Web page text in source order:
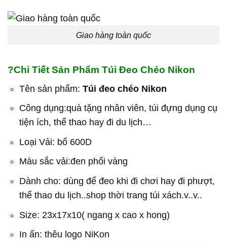
Giao hàng toàn quốc
?Chi Tiết Sản Phẩm Túi Đeo Chéo Nikon
Tên sản phẩm: Túi đeo chéo Nikon
Công dụng:quà tặng nhân viên, túi đựng dụng cụ
tiện ích, thể thao hay đi du lịch…
Loại Vải: bố 600D
Màu sắc vải:đen phối vàng
Dành cho: dùng để đeo khi đi chơi hay đi phượt,
thể thao du lịch..shop thời trang túi xách.v..v..
Size: 23x17x10( ngang x cao x hong)
In ấn: thêu logo NiKon